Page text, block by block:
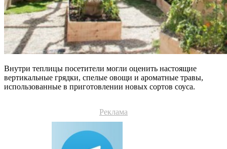
Внутри теплицы посетители могли оценить настоящие
вертикальные грядки, спелые овощи и ароматные травы,
использованные в приготовлении новых сортов соуса.
Реклама